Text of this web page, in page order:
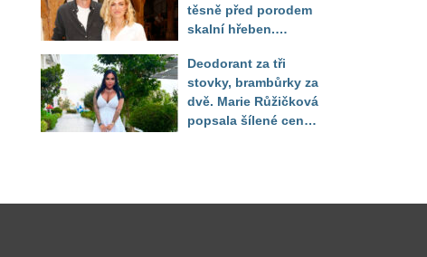
těsně před porodem
skalní hřeben.
snést "těhuli"
Deodorant za tři
stovky, brambůrky za
dvě. Marie Růžičková
popsala šílené ceny